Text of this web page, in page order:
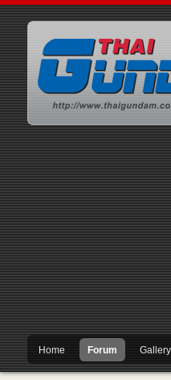
Home Forum Gallery